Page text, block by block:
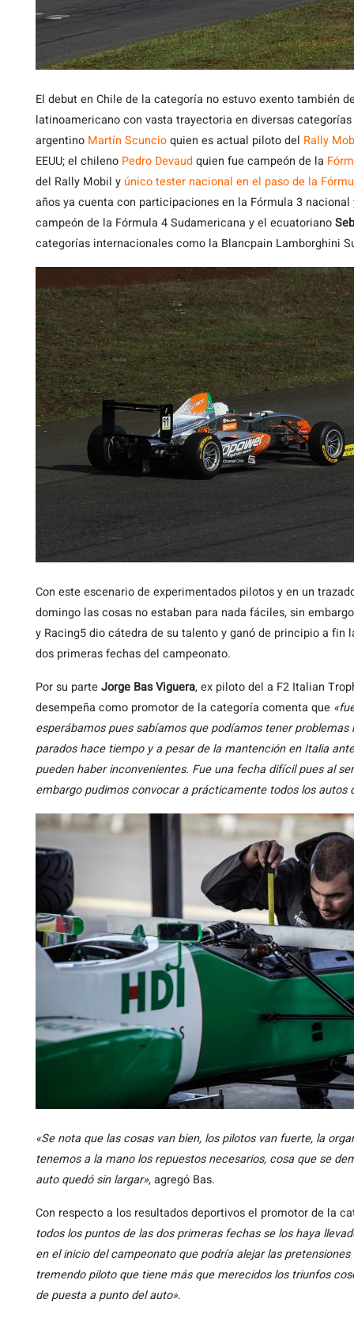
El debut en Chile de la categoría no estuvo exento también
latinoamericano con vasta trayectoria en diversas
argentino Martín Scuncioquien es actual piloto del Rally
EEUU; el chileno Pedro Devaudquien fue campeón de la
del Rally Mobil y único tester nacional en el paso de la
años ya cuenta con participaciones en la Fórmula 3
campeón de la Fórmula 4 Sudamericana y el ecuatoriano
categorías internacionales como la Blancpain Lamborghini
Con este escenario de experimentados pilotos y en un
domingo las cosas no estaban para nada fáciles, sin
y Racing5 dio cátedra de su talento y ganó de principio a
dos primeras fechas del campeonato.
Por su parte Jorge Bas Viguera, ex piloto del a F2 Italian
desempeña como promotor de la categoría comenta que
esperábamos pues sabíamos que podíamos tener
parados hace tiempo y a pesar de la mantención en Italia
pueden haber inconvenientes. Fue una fecha difícil pues al
embargo pudimos convocar a prácticamente todos los autos
«Se nota que las cosas van bien, los pilotos van fuerte, la
tenemos a la mano los repuestos necesarios, cosa que se
auto quedó sin largar», agregó Bas.
Con respecto a los resultados deportivos el promotor de la
todos los puntos de las dos primeras fechas se los haya
en el inicio del campeonato que podría alejar las
tremendo piloto que tiene más que merecidos los triunfos
de puesta a punto del auto».